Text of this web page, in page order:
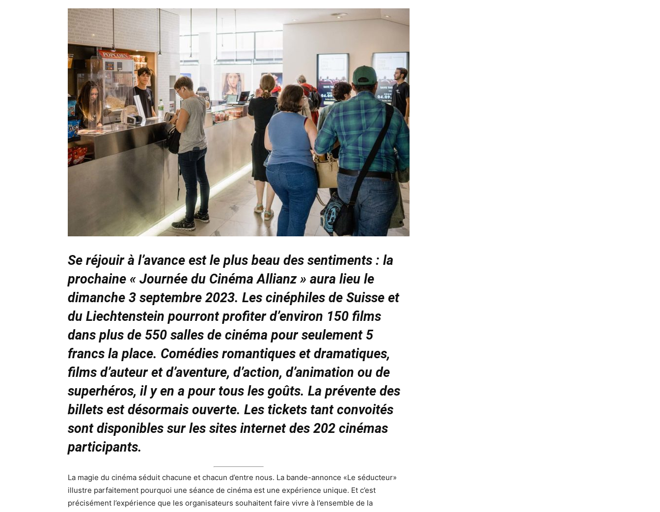
Se réjouir à l’avance est le plus beau des sentiments : la
prochaine « Journée du Cinéma Allianz » aura lieu le
dimanche 3 septembre 2023. Les cinéphiles de Suisse et
du Liechtenstein pourront profiter d’environ 150 films
dans plus de 550 salles de cinéma pour seulement 5
francs la place. Comédies romantiques et dramatiques,
films d’auteur et d’aventure, d’action, d’animation ou de
superhéros, il y en a pour tous les goûts. La prévente des
billets est désormais ouverte. Les tickets tant convoités
sont disponibles sur les sites internet des 202 cinémas
participants.
La magie du cinéma séduit chacune et chacun d’entre nous. La bande-annonce «Le séducteur»
illustre parfaitement pourquoi une séance de cinéma est une expérience unique. Et c’est
précisément l’expérience que les organisateurs souhaitent faire vivre à l’ensemble de la